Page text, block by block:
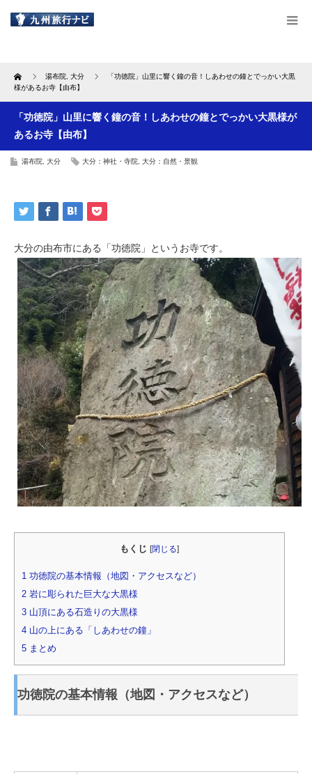
Home 湯布院 大分
「功徳院」山里に響く鐘の音！しあわせの鐘とでっかい大黒
様があるお寺【由布】
「功徳院」山里に響く鐘の音！しあわせの鐘とでっかい大黒様が
あるお寺【由布】
湯布院 大分 大分：神社・寺院 大分：自然・景観
大分の由布市にある「功徳院」というお寺です。
もくじ [閉じる]
1 功徳院の基本情報（地図・アクセスなど）
2 岩に彫られた巨大な大黒様
3 山頂にある石造りの大黒様
4 山の上にある「しあわせの鐘」
5 まとめ
功徳院の基本情報（地図・アクセスなど）